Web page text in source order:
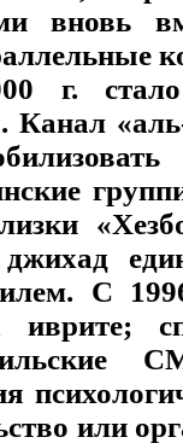
вновь
г.
Канал
С
или